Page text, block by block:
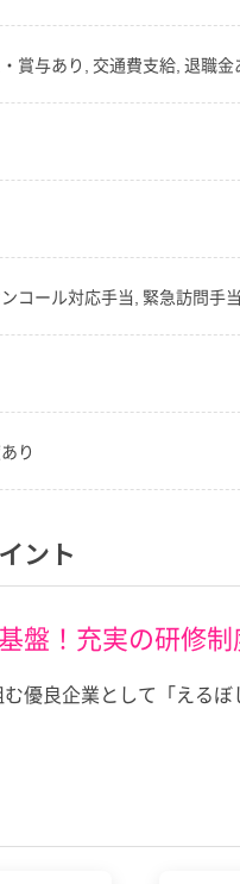
賞与あり, 交通費支給, 退職金
コール対応手当, 緊急訪問手
り
ント
盤！充実の研修
優良企業として「える